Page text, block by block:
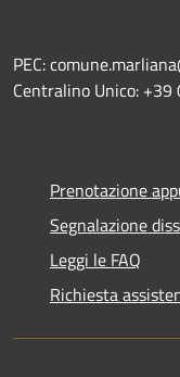
PEC:
Centralino Unico:
Prenotazione
Segnalazione
Leggi le FAQ
Richiesta